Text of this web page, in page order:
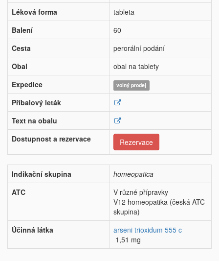
Léková forma
tableta
Balení
60
Cesta
perorální podání
Obal
obal na tablety
Expedice
volný prodej
Příbalový leták
Text na obalu
Dostupnost a rezervace
Rezervace
Indikační skupina
homeopatica
ATC
V různé přípravky
V12 homeopatika (česká ATC
skupina)
Účinná látka
arseni trioxidum 555 c
1,51 mg